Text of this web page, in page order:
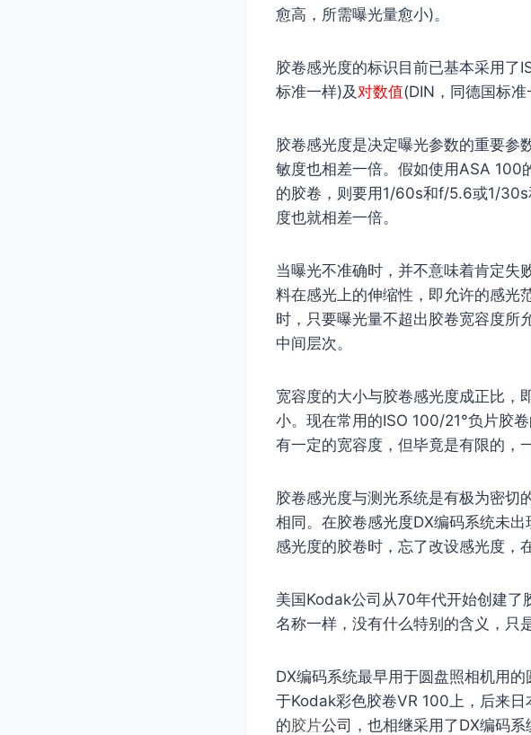
愈高，所需曝光量愈小)。
胶卷感光度的标识目前已基本采用了
标准一样)及 对数值(DIN，同德国标准
胶卷感光度是决定曝光参数的重要参
敏度也相差一倍。假如使用ASA
的胶卷，则要用1/60s和f/5.6或1/
度也就相差一倍。
当曝光不准确时，并不意味着肯定失
料在感光上的伸缩性，即允许的感光
时，只要曝光量不超出胶卷宽容度所
中间层次。
宽容度的大小与胶卷感光度成正比，
小。现在常用的ISO 100/21°负片胶
有一定的宽容度，但毕竟是有限的，
胶卷感光度与测光系统是有极为密切
相同。在胶卷感光度DX编码系统未
感光度的胶卷时，忘了改设感光度，
美国Kodak公司从70年代开始创建了
名称一样，没有什么特别的含义，只
DX编码系统最早用于圆盘照相机用
于Kodak彩色胶卷VR 100上，后来
的胶片公司，也相继采用了DX编码